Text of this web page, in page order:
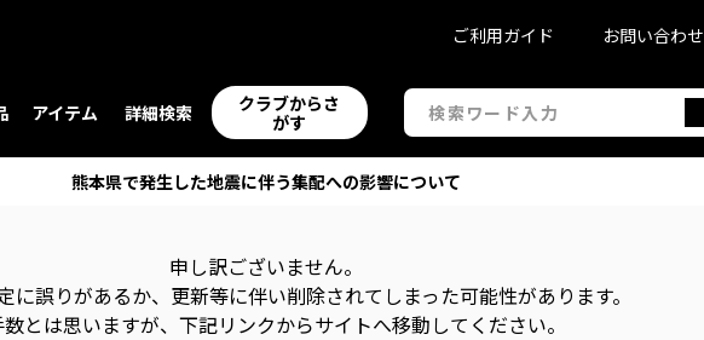
アイテム 詳細検索
クラブからさ
がす
ご利用ガイド お問い合わせ
熊本県で発生した地震に伴う集配への影響について
申し訳ございません。
に誤りがあるか、更新等に伴い削除されてしまった可能性があります。
とは思いますが、下記リンクからサイトへ移動してください。